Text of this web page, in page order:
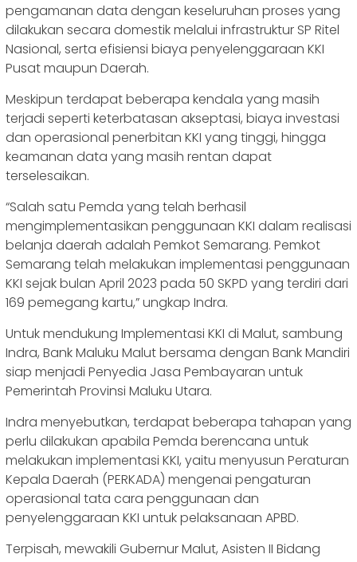
pengamanan data dengan keseluruhan proses yang
dilakukan secara domestik melalui infrastruktur SP Ritel
Nasional, serta efisiensi biaya penyelenggaraan KKI
Pusat maupun Daerah.
Meskipun terdapat beberapa kendala yang masih
terjadi seperti keterbatasan akseptasi, biaya investasi
dan operasional penerbitan KKI yang tinggi, hingga
keamanan data yang masih rentan dapat
terselesaikan.
“Salah satu Pemda yang telah berhasil
mengimplementasikan penggunaan KKI dalam realisasi
belanja daerah adalah Pemkot Semarang. Pemkot
Semarang telah melakukan implementasi penggunaan
KKI sejak bulan April 2023 pada 50 SKPD yang terdiri dari
169 pemegang kartu,” ungkap Indra.
Untuk mendukung Implementasi KKI di Malut, sambung
Indra, Bank Maluku Malut bersama dengan Bank Mandiri
siap menjadi Penyedia Jasa Pembayaran untuk
Pemerintah Provinsi Maluku Utara.
Indra menyebutkan, terdapat beberapa tahapan yang
perlu dilakukan apabila Pemda berencana untuk
melakukan implementasi KKI, yaitu menyusun Peraturan
Kepala Daerah (PERKADA) mengenai pengaturan
operasional tata cara penggunaan dan
penyelenggaraan KKI untuk pelaksanaan APBD.
Terpisah, mewakili Gubernur Malut, Asisten II Bidang